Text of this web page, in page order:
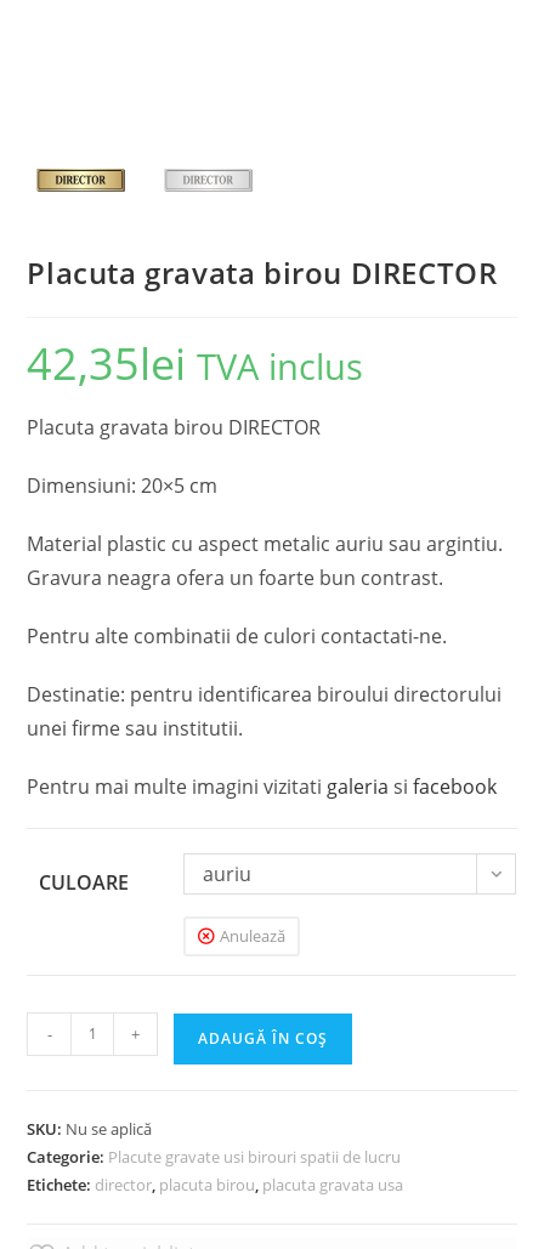
Placuta gravata birou DIRECTOR
42,35lei TVA inclus
Placuta gravata birou DIRECTOR
Dimensiuni: 20×5 cm
Material plastic cu aspect metalic auriu sau argintiu.
Gravura neagra ofera un foarte bun contrast.
Pentru alte combinatii de culori contactati-ne.
Destinatie: pentru identificarea biroului directorului
unei firme sau institutii.
Pentru mai multe imagini vizitati galeria sifacebook
CULOARE auriu
Anulează
Cantitate
Placuta
DIRECTOR
- + ADAUGĂ ÎN COȘ
SKU: Nu se aplică
Categorie: Placute gravate usi birouri spatii de lucru
Etichete: director, placuta birou, placuta gravata usa